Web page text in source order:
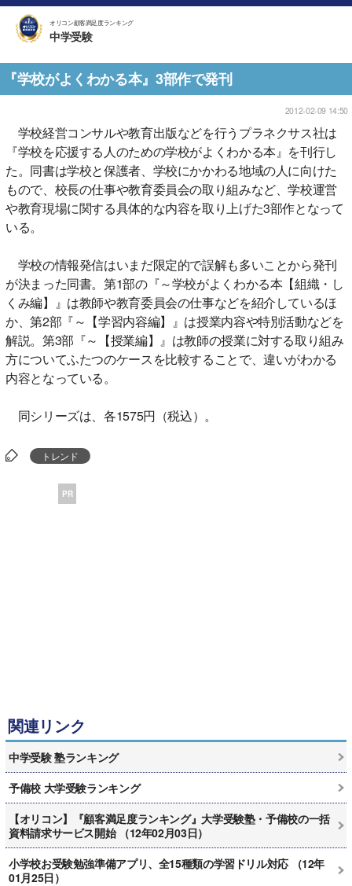
オリコン顧客満足度ランキング
中学受験
『学校がよくわかる本』3部作で発刊
2012-02-09 14:50
学校経営コンサルや教育出版などを行うプラネクサス社は
『学校を応援する人のための学校がよくわかる本』を刊行し
た。同書は学校と保護者、学校にかかわる地域の人に向けた
もので、校長の仕事や教育委員会の取り組みなど、学校運営
や教育現場に関する具体的な内容を取り上げた3部作となって
いる。
学校の情報発信はいまだ限定的で誤解も多いことから発刊
が決まった同書。第1部の『～学校がよくわかる本【組織・し
くみ編】』は教師や教育委員会の仕事などを紹介しているほ
か、第2部『～【学習内容編】』は授業内容や特別活動などを
解説。第3部『～【授業編】』は教師の授業に対する取り組み
方についてふたつのケースを比較することで、違いがわかる
内容となっている。
同シリーズは、各1575円（税込）。
トレンド
PR
関連リンク
中学受験 塾ランキング
予備校 大学受験ランキング
【オリコン】『顧客満足度ランキング』大学受験塾・予備校の一括
資料請求サービス開始 （12年02月03日）
小学校お受験勉強準備アプリ、全15種類の学習ドリル対応 （12年
01月25日）